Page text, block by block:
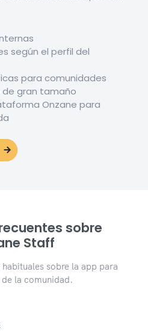
según el perfil del
para comunidades
gran tamaño
Onzane para
sobre
Staff
sobre la app para
la comunidad.